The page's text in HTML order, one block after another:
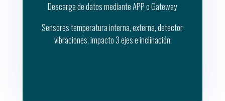
Descarga de datos mediante APP o Gateway
Sensores temperatura interna, externa, detector
vibraciones, impacto 3 ejes e inclinación